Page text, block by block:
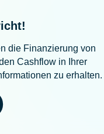
die Finanzierung von
Cashflow in Ihrer
zu erhalten.